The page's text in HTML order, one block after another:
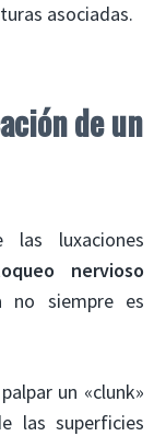
asociadas.
de un
las luxaciones
nervioso
no siempre es
un «clunk»
las superficies